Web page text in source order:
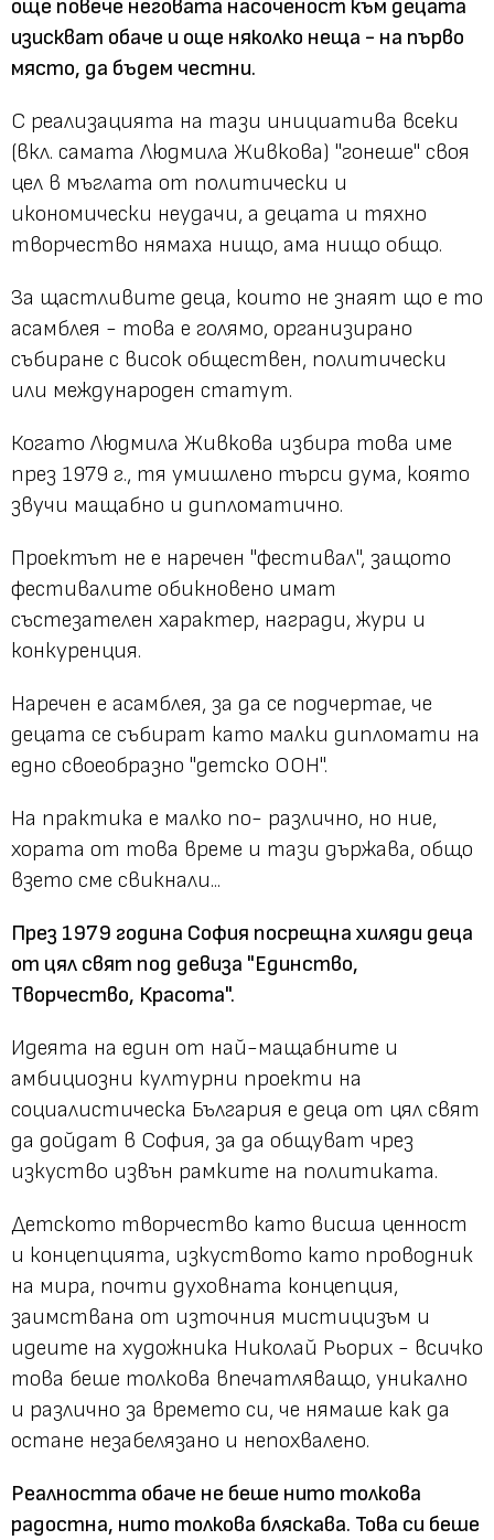
още повече неговата насоченост към децата
изискват обаче и още няколко неща - на първо
място, да бъдем честни.
С реализацията на тази инициатива всеки
(вкл. самата Людмила Живкова) "гонеше" своя
цел в мъглата от политически и
икономически неудачи, а децата и тяхно
творчество нямаха нищо, ама нищо общо.
За щастливите деца, които не знаят що е то
асамблея - това е голямо, организирано
събиране с висок обществен, политически
или международен статут.
Когато Людмила Живкова избира това име
през 1979 г., тя умишлено търси дума, която
звучи мащабно и дипломатично.
Проектът не е наречен "фестивал", защото
фестивалите обикновено имат
състезателен характер, награди, жури и
конкуренция.
Наречен е асамблея, за да се подчертае, че
децата се събират като малки дипломати на
едно своеобразно "детско ООН".
На практика е малко по- различно, но ние,
хората от това време и тази държава, общо
взето сме свикнали...
През 1979 година София посрещна хиляди деца
от цял свят под девиза "Единство,
Творчество, Красота".
Идеята на един от най-мащабните и
амбициозни културни проекти на
социалистическа България е деца от цял свят
да дойдат в София, за да общуват чрез
изкуство извън рамките на политиката.
Детското творчество като висша ценност
и концепцията, изкуството като проводник
на мира, почти духовната концепция,
заимствана от източния мистицизъм и
идеите на художника Николай Рьорих - всичко
това беше толкова впечатляващо, уникално
и различно за времето си, че нямаше как да
остане незабелязано и непохвалено.
Реалността обаче не беше нито толкова
радостна, нито толкова бляскава. Това си беше